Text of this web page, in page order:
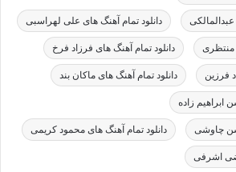
دانلود تمام آهنگ های علی لهراسبی
منتظری دانلود تمام آهنگ های فرزاد فرخ
فرزین دانلود تمام آهنگ های ماکان بند
ابراهیم زاده
چاوشی دانلود تمام آهنگ های محمود کریمی
اشرفی